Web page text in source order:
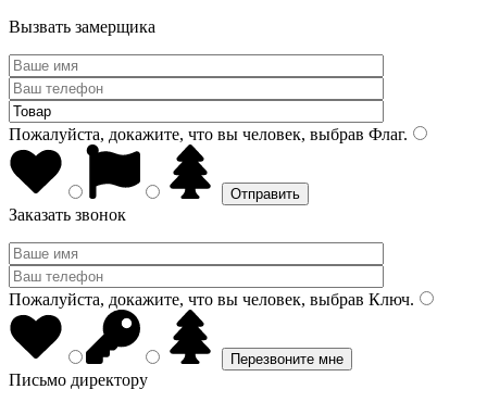
Вызвать замерщика
Пожалуйста, докажите, что вы человек, выбрав Флаг.
Заказать звонок
Пожалуйста, докажите, что вы человек, выбрав Ключ.
Письмо директору